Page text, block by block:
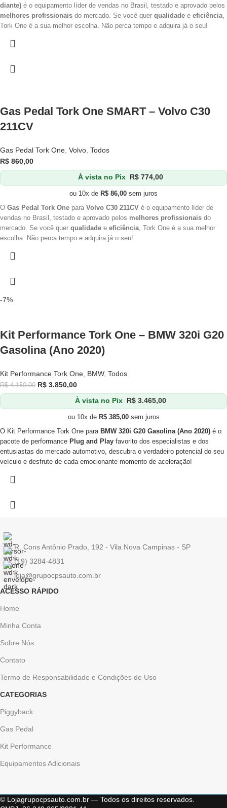
diante) é o equipamento líder de vendas no Brasil, testado e aprovado pelos
melhores profissionais do mercado. Se você quer qualidade e eficiência,
Tork One é a sua melhor escolha. Não perca tempo e adquira já o seu!
Gas Pedal Tork One SMART – Volvo C30
211CV
Gas Pedal Tork One, Volvo, Todos
R$ 860,00
À vista no Pix R$ 774,00
ou 10x de R$ 86,00 sem juros
O Gas Pedal Tork One para Volvo C30 211CV é o equipamento líder de
vendas no Brasil, testado e aprovado pelos melhores profissionais do
mercado. Se você quer qualidade e eficiência, Tork One é a sua melhor
escolha. Não perca tempo e adquira já o seu!
-7%
Kit Performance Tork One – BMW 320i G20
Gasolina (Ano 2020)
Kit Performance Tork One BMW, Todos
R$4.150,00 R$ 3.850,00
À vista no Pix R$ 3.465,00
ou 10x de R$385,00sem juros
O Kit Performance Tork One para BMW 320i G20 Gasolina (Ano 2020) é o
pacote de performance Plug and Play favorito dos especialistas e dos
entusiastas do mercado automotivo, descubra o verdadeiro potencial do seu
veículo e desfrute de cada emocionante momento de aceleração!
R. Cons Antônio Prado, 192 - Vila Nova Campinas - SP
(19) 3284-4831
loja@grupocpsauto.com.br
ACESSO RÁPIDO
Home
Minha Conta
Sobre Nós
Contato
Termo de Responsabilidade e Condições de Uso
CATEGORIAS
Piggyback
Gas Pedal
Kit Performance
Equipamentos Adicionais
© Lojagrupocpsauto.com.br — Todos os direitos reservados.